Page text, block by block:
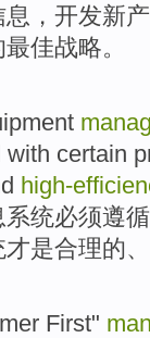
息 ， 开发新
最佳战略。
with certain
high-
系统必须遵循
才是合理的、
First"